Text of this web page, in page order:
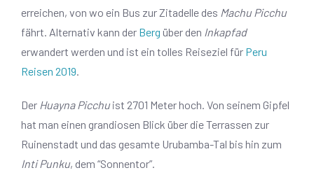
erreichen, von wo ein Bus zur Zitadelle des Machu Picchu
fährt. Alternativ kann der Berg über den Inkapfad
erwandert werden und ist ein tolles Reiseziel für Peru
Reisen 2019.
Der Huayna Picchuist 2701 Meter hoch. Von seinem Gipfel
hat man einen grandiosen Blick über die Terrassen zur
Ruinenstadt und das gesamte Urubamba-Tal bis hin zum
Inti Punku, dem “Sonnentor”.